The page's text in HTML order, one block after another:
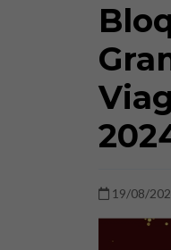
19/08/